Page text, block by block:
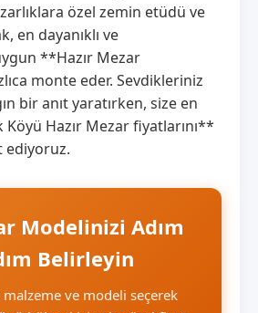
özel zemin etüdü ve
en dayanıklı ve
**Hazır Mezar
monte eder. Sevdikleriniz
bir anıt yaratırken, size en
Hazır Mezar fiyatlarını**
ediyoruz.
Modelinizi Adım
Belirleyin
ve modeli seçerek